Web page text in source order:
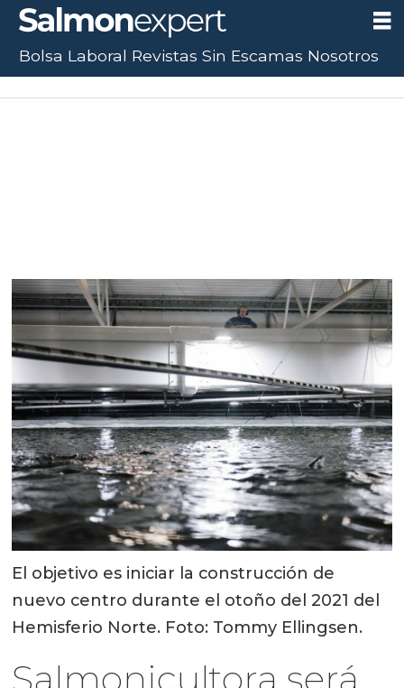
El objetivo es iniciar la construcción de
nuevo centro durante el otoño del 2021 del
Hemisferio Norte. Foto: Tommy Ellingsen.
Salmonicultora será
Bolsa Laboral Revistas Sin Escamas Nosotros